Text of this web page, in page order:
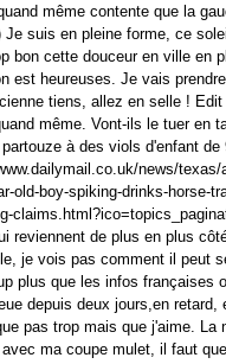
même contente que la
Je suis en pleine forme, ce
bon cette douceur en ville en
est heureuses. Je vais
tiens, allez en selle !
même. Vont-ils le tuer en
à des viols d'enfant de
news/
old-boy-spiking-drinks-horse-
reviennent de plus en plus
je vois pas comment il peut
plus que les infos françaises
depuis deux jours,en
pas trop mais que j'aime.
ma coupe mulet, il faut